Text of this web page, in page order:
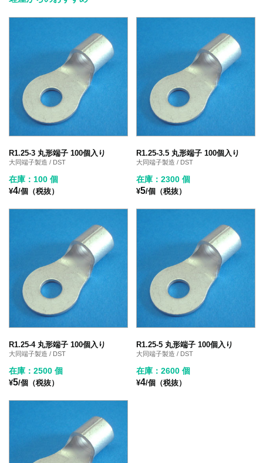
R1.25-3 丸形端子 100個入り
大同端子製造 / DST
在庫：100 個
¥4/個（税抜）
R1.25-3.5 丸形端子 100個入り
大同端子製造 / DST
在庫：2300 個
¥5/個（税抜）
R1.25-4 丸形端子 100個入り
大同端子製造 / DST
在庫：2500 個
¥5/個（税抜）
R1.25-5 丸形端子 100個入り
大同端子製造 / DST
在庫：2600 個
¥4/個（税抜）